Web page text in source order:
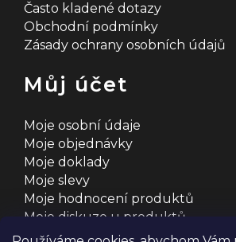
Často kladené dotazy
Obchodní podmínky
Zásady ochrany osobních údajů
Můj účet
Moje osobní údaje
Moje objednávky
Moje doklady
Moje slevy
Moje hodnocení produktů
Moje diskuze u produktů